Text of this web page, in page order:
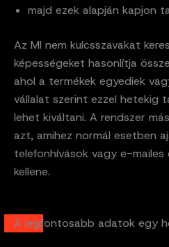
majd ezek alapján kapjon
Az MI nem kulcsszavakat
képességeket hasonlítja
ahol a termékek egyediek
vállalat szerint ezzel hetekig
lehet kiváltani. A rendszer
azt, amihez normál esetben
telefonhívások vagy e-
kellene.
A legfontosabb adatok egy